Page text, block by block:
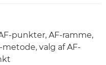
punkter, AF-ramme,
valg af AF-